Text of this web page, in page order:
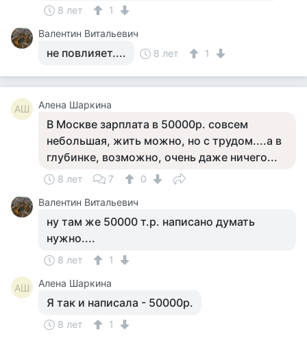
8 лет
1
Валентин Витальевич
не повлияет.... 8 лет 1
АШ Алена Шаркина
В Москве зарплата в 50000р. совсем
небольшая, жить можно, но с трудом....а в
глубинке, возможно, очень даже ничего...
8 лет 7
0
Валентин Витальевич
ну там же 50000 т.р. написано думать
нужно....
8 лет 1
АШ Алена Шаркина
Я так и написала - 50000р.
8 лет
1